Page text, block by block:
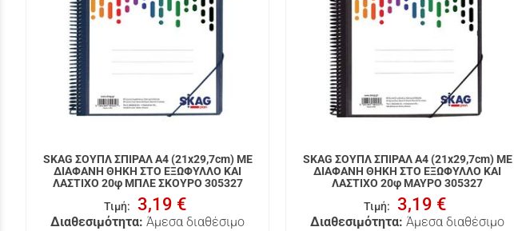
SKAG ΣΟΥΠΛ ΣΠΙΡΑΛ A4 (21x29,7cm) ΜΕ
ΔΙΑΦΑΝΗ ΘΗΚΗ ΣΤΟ ΕΞΩΦΥΛΛΟ ΚΑΙ
ΛΑΣΤΙΧΟ 20φ ΜΠΛΕ ΣΚΟΥΡΟ 305327
Τιμή: 3,19 €
Διαθεσιμότητα: Άμεσα διαθέσιμο
SKAG ΣΟΥΠΛ ΣΠΙΡΑΛ A4 (21x29,7cm) ΜΕ
ΔΙΑΦΑΝΗ ΘΗΚΗ ΣΤΟ ΕΞΩΦΥΛΛΟ ΚΑΙ
ΛΑΣΤΙΧΟ 20φ ΜΑΥΡΟ 305327
Τιμή: 3,19 €
Διαθεσιμότητα: Άμεσα διαθέσιμο